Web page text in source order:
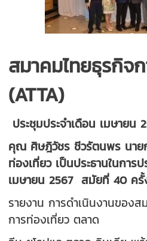
สมาคมไทยธุรกิจ
(ATTA)
ประชุมประจำเดือน เมษาย
คุณ ศิษฎิวัชร ชีวรัตนพร นาย
ท่องเที่ยว เป็นประธานในการ
เมษายน 2567 สมัยที่ 40 ครั้
รายงาน การดำเนินงานของส
การท่องเที่ยว ตลาด